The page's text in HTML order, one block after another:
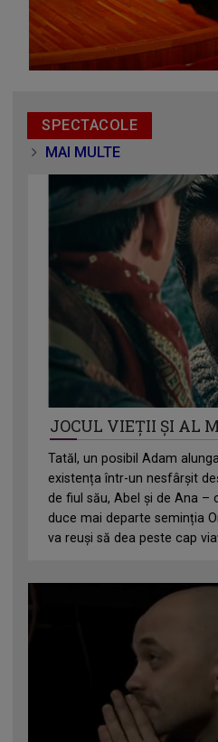
SPECTACOLE
MAI MULTE
JOCUL VIEȚII ȘI AL
Tatăl, un posibil Adam
existența într-un nesfârșit
de fiul său, Abel și de Ana –
duce mai departe seminția
va reuși să dea peste cap